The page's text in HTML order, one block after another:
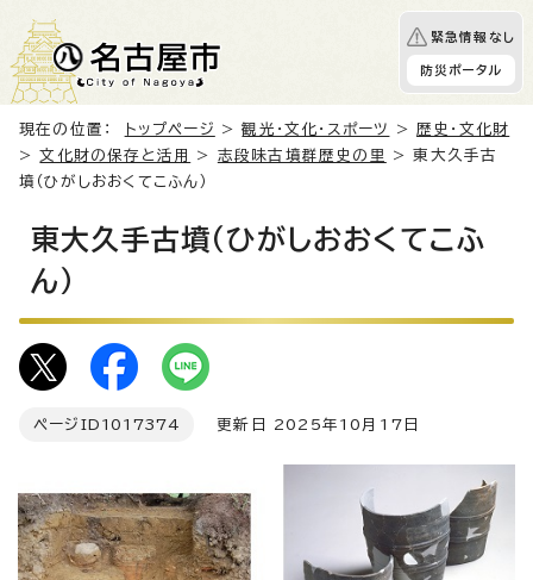
緊急情報なし
防災ポータル
現在の位置： トップページ >観光・文化・スポーツ >歴史・文化財
>文化財の保存と活用 > 志段味古墳群歴史の里
> 東大久手古
墳（ひがしおおくてこふん）
東大久手古墳（ひがしおおくてこふ
ん）
ページID 1017374 更新日 2025年10月17日